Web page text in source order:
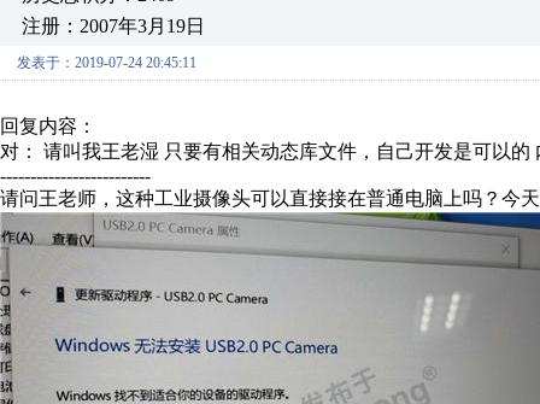
注册：2007年3月19日
发表于：2019-07-24 20:45:11
回复内容：
对： 请叫我王老湿 只要有相关动态库文件，自己开发是可以的
-------------------------
请问王老师，这种工业摄像头可以直接接在普通电脑上吗？今